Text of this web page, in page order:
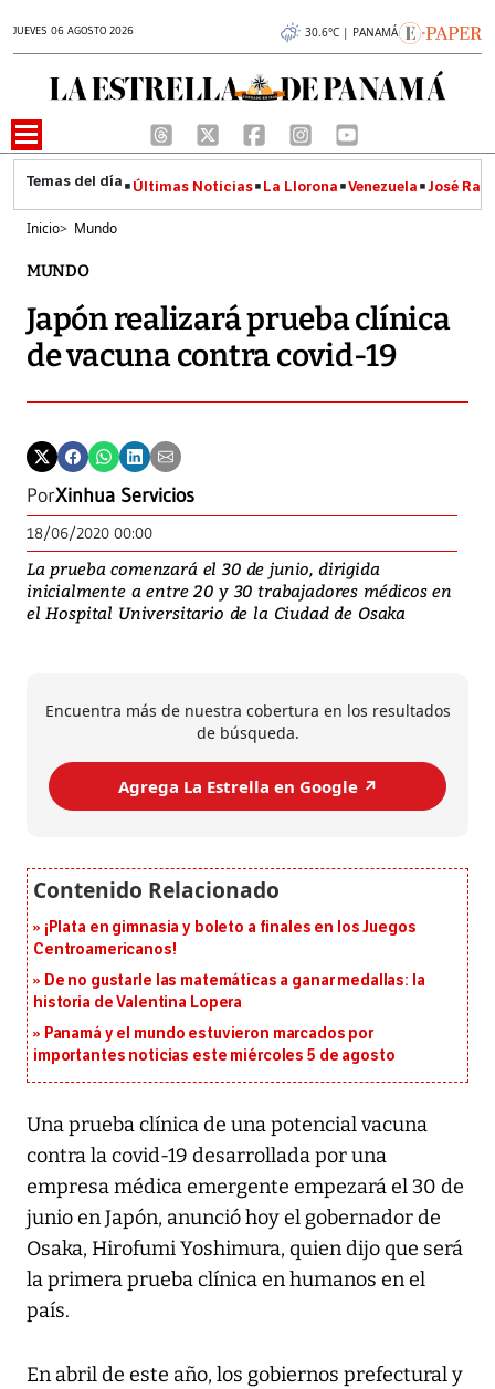
JUEVES 06 AGOSTO 2026 30.6°C | PANAMÁ
Últimas Noticias La Llorona Venezuela José
Inicio> Mundo
MUNDO
Japón realizará prueba clínica
de vacuna contra covid-19
PorXinhua Servicios
18/06/2020 00:00
La prueba comenzará el 30 de junio, dirigida
inicialmente a entre 20 y 30 trabajadores médicos en
el Hospital Universitario de la Ciudad de Osaka
Encuentra más de nuestra cobertura en los resultados
de búsqueda.
Agrega La Estrella en Google ↗️
¡Plata en gimnasia y boleto a finales en los Juegos
Centroamericanos!
De no gustarle las matemáticas a ganar medallas: la
historia de Valentina Lopera
Panamá y el mundo estuvieron marcados por
importantes noticias este miércoles 5 de agosto
Una prueba clínica de una potencial vacuna
contra la covid-19 desarrollada por una
empresa médica emergente empezará el 30 de
junio en Japón, anunció hoy el gobernador de
Osaka, Hirofumi Yoshimura, quien dijo que será
la primera prueba clínica en humanos en el
país.
En abril de este año, los gobiernos prefectural y